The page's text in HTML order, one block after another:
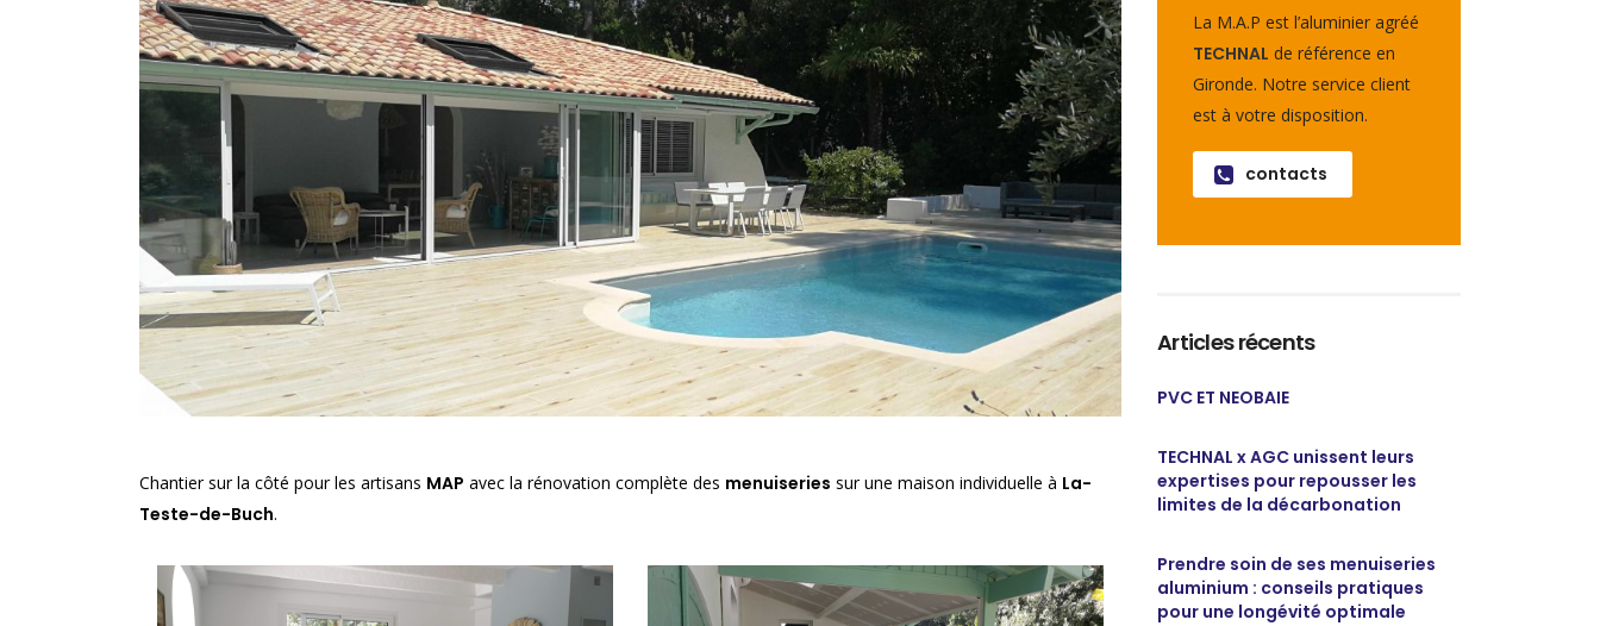
Chantier sur la côté pour les artisans MAP avec la rénovation complète des menuiseries sur une maison individuelle à La-
Teste-de-Buch.
La M.A.P est l’aluminier agréé
TECHNAL de référence en
Gironde. Notre service client
est à votre disposition.
contacts
Articles récents
PVC ET NEOBAIE
TECHNAL x AGC unissent leurs
expertises pour repousser les
limites de la décarbonation
Prendre soin de ses menuiseries
aluminium : conseils pratiques
pour une longévité optimale